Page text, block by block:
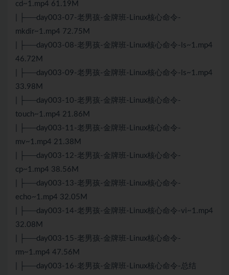
cd~1.mp4 61.19M
| ├──day003-07-老男孩-金牌班-Linux核心命令-
mkdir~1.mp4 72.75M
| ├──day003-08-老男孩-金牌班-Linux核心命令-ls~1.mp4
46.72M
| ├──day003-09-老男孩-金牌班-Linux核心命令-ls~1.mp4
33.98M
| ├──day003-10-老男孩-金牌班-Linux核心命令-
touch~1.mp4 21.86M
| ├──day003-11-老男孩-金牌班-Linux核心命令-
mv~1.mp4 21.38M
| ├──day003-12-老男孩-金牌班-Linux核心命令-
cp~1.mp4 38.56M
| ├──day003-13-老男孩-金牌班-Linux核心命令-
echo~1.mp4 32.05M
| ├──day003-14-老男孩-金牌班-Linux核心命令-vi~1.mp4
32.08M
| ├──day003-15-老男孩-金牌班-Linux核心命令-
rm~1.mp4 47.56M
| ├──day003-16-老男孩-金牌班-Linux核心命令-总结